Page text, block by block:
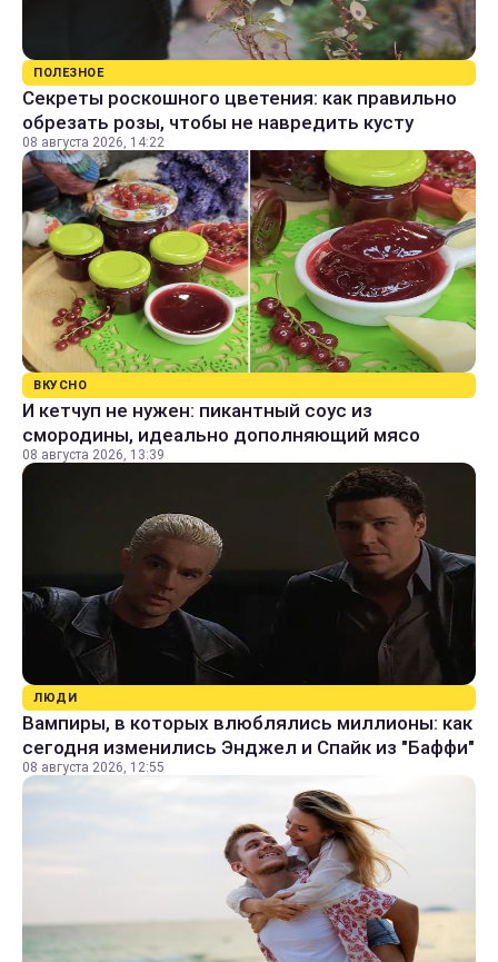
ПОЛЕЗНОЕ
Секреты роскошного цветения: как правильно
обрезать розы, чтобы не навредить кусту
08 августа 2026, 14:22
ВКУСНО
И кетчуп не нужен: пикантный соус из
смородины, идеально дополняющий мясо
08 августа 2026, 13:39
ЛЮДИ
Вампиры, в которых влюблялись миллионы: как
сегодня изменились Энджел и Спайк из "Баффи"
08 августа 2026, 12:55